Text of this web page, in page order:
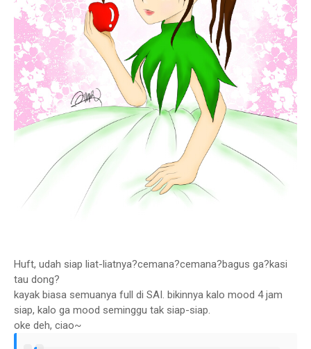
Huft, udah siap liat-liatnya?cemana?cemana?bagus ga?kasi
tau dong?
kayak biasa semuanya full di SAI. bikinnya kalo mood 4 jam
siap, kalo ga mood seminggu tak siap-siap.
oke deh, ciao~